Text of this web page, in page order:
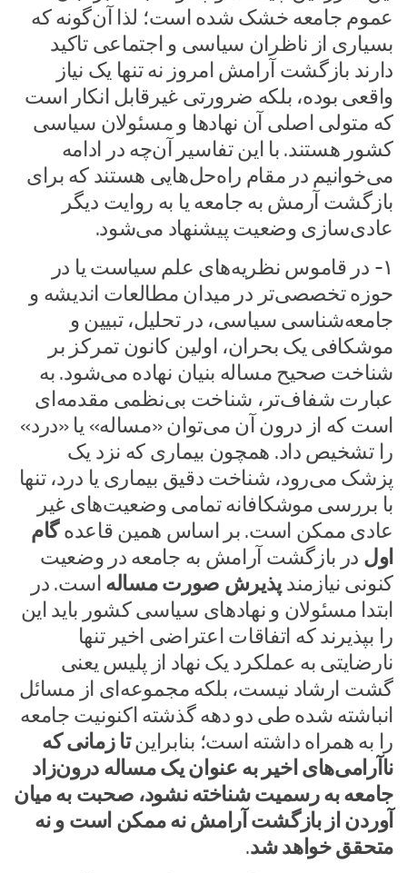
عموم جامعه خشک شده است؛ لذا آن‌گونه که
بسیاری از ناظران سیاسی و اجتماعی تاکید
دارند بازگشت آرامش امروز نه تنها یک نیاز
واقعی بوده، بلکه ضرورتی غیرقابل انکار است
که متولی اصلی آن نهاد‌ها و مسئولان سیاسی
کشور هستند. با این تفاسیر آن‌چه در ادامه
می‌خوانیم در مقام راه‌حل‌هایی هستند که برای
بازگشت آرمش به جامعه یا به روایت دیگر
عادی‌سازی وضعیت پیشنهاد می‌شود.
۱- در قاموس نظریه‌های علم سیاست یا در
حوزه تخصصی‌تر در میدان مطالعات اندیشه و
جامعه‌شناسی سیاسی، در تحلیل، تبیین و
موشکافی یک بحران، اولین کانون تمرکز بر
شناخت صحیح مساله بنیان نهاده می‌شود. به
عبارت شفاف‌تر، شناخت بی‌نظمی مقدمه‌ای
است که از درون آن می‌توان «مساله» یا «درد»
را تشخیص داد. همچون بیماری که نزد یک
پزشک می‌رود، شناخت دقیق بیماری یا درد، تنها
با بررسی موشکافانه تمامی وضعیت‌های غیر
عادی ممکن است. بر اساس همین قاعدهگام
اول در بازگشت آرامش به جامعه در وضعیت
کنونی نیازمند پذیرش صورت مساله است. در
ابتدا مسئولان و نهاد‌های سیاسی کشور باید این
را بپذیرند که اتفاقات اعتراضی اخیر تنها
نارضایتی به عملکرد یک نهاد از پلیس یعنی
گشت ارشاد نیست، بلکه مجموعه‌ای از مسائل
انباشته شده طی دو دهه گذشته اکنونیت جامعه
را به همراه داشته است؛ بنابراینتا زمانی که
ناآرامی‌های اخیر به عنوان یک مساله درون‌زاد
جامعه به رسمیت شناخته نشود، صحبت به میان
آوردن از بازگشت آرامش نه ممکن است و نه
متحقق خواهد شد.